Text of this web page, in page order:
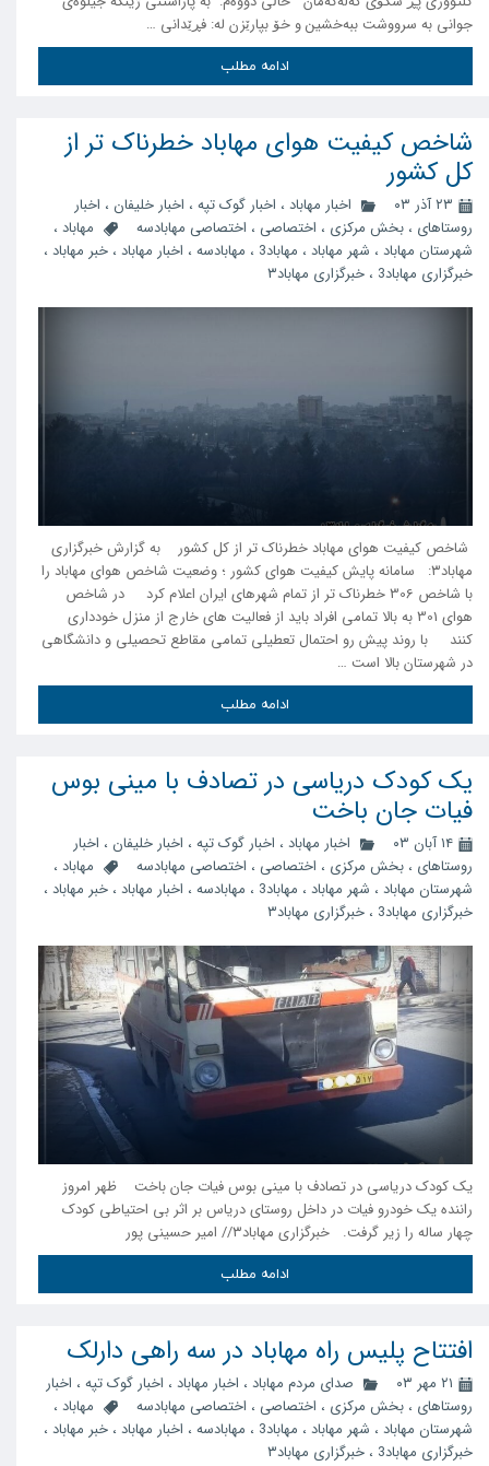
جوانی بە سرووشت ببەخشین و خۆ بپارێزن لە: فڕێدانی …
ادامه مطلب
شاخص کیفیت هوای مهاباد خطرناک تر از
کل کشور
۲۳ آذر ۰۳ اخبار مهاباد ، اخبار گوک تپه ، اخبار خلیفان ، اخبار
روستاهای ، بخش مرکزی ، اختصاصی ، اختصاصی مهابادسه مهاباد ،
شهرستان مهاباد ، شهر مهاباد ، مهاباد3 ، مهابادسه ، اخبار مهاباد ، خبر مهاباد ،
خبرگزاری مهاباد3 ، خبرگزاری مهاباد۳
شاخص کیفیت هوای مهاباد خطرناک تر از کل کشور به گزارش خبرگزاری
مهاباد۳: سامانه پایش کیفیت هوای کشور ؛ وضعیت شاخص هوای مهاباد را
با شاخص 306 خطرناک تر از تمام شهرهای ایران اعلام کرد در شاخص
هوای 301 به بالا تمامی افراد باید از فعالیت های خارج از منزل خودداری
کنند با روند پیش رو احتمال تعطیلی تمامی مقاطع تحصیلی و دانشگاهی
در شهرستان بالا است …
ادامه مطلب
یک کودک دریاسی در تصادف با مینی بوس
فیات جان باخت
۱۴ آبان ۰۳ اخبار مهاباد ، اخبار گوک تپه ، اخبار خلیفان ، اخبار
روستاهای ، بخش مرکزی ، اختصاصی ، اختصاصی مهابادسه مهاباد ،
شهرستان مهاباد ، شهر مهاباد ، مهاباد3 ، مهابادسه ، اخبار مهاباد ، خبر مهاباد ،
خبرگزاری مهاباد3 ، خبرگزاری مهاباد۳
یک کودک دریاسی در تصادف با مینی بوس فیات جان باخت ظهر امروز
راننده یک خودرو فیات در داخل روستای دریاس بر اثر بی احتیاطی کودک
چهار ساله را زیر گرفت. خبرگزاری مهاباد۳// امیر حسینی پور
ادامه مطلب
افتتاح پلیس راه مهاباد در سه راهی دارلک
۲۱ مهر ۰۳ صدای مردم مهاباد ، اخبار مهاباد ، اخبار گوک تپه ، اخبار
روستاهای ، بخش مرکزی ، اختصاصی ، اختصاصی مهابادسه مهاباد ،
شهرستان مهاباد ، شهر مهاباد ، مهاباد3 ، مهابادسه ، اخبار مهاباد ، خبر مهاباد ،
خبرگزاری مهاباد3 ، خبرگزاری مهاباد۳